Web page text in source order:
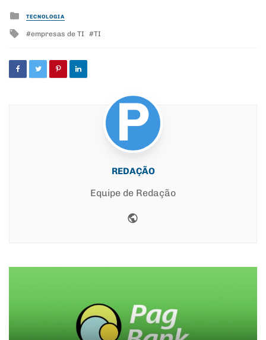
Posted
in
TECNOLOGIA
Tagged
empresas de TI TI
REDAÇÃO
Equipe de Redação